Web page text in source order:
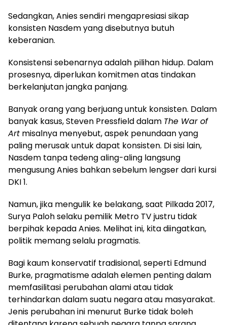
Sedangkan, Anies sendiri mengapresiasi sikap
konsisten Nasdem yang disebutnya butuh
keberanian.
Konsistensi sebenarnya adalah pilihan hidup. Dalam
prosesnya, diperlukan komitmen atas tindakan
berkelanjutan jangka panjang.
Banyak orang yang berjuang untuk konsisten. Dalam
banyak kasus, Steven Pressfield dalam The War of
Art misalnya menyebut, aspek penundaan yang
paling merusak untuk dapat konsisten. Di sisi lain,
Nasdem tanpa tedeng aling-aling langsung
mengusung Anies bahkan sebelum lengser dari kursi
DKI 1.
Namun, jika mengulik ke belakang, saat Pilkada 2017,
Surya Paloh selaku pemilik Metro TV justru tidak
berpihak kepada Anies. Melihat ini, kita diingatkan,
politik memang selalu pragmatis.
Bagi kaum konservatif tradisional, seperti Edmund
Burke, pragmatisme adalah elemen penting dalam
memfasilitasi perubahan alami atau tidak
terhindarkan dalam suatu negara atau masyarakat.
Jenis perubahan ini menurut Burke tidak boleh